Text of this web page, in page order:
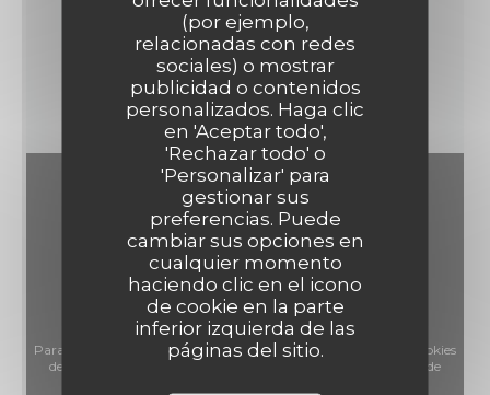
(por ejemplo,
relacionadas con redes
sociales) o mostrar
publicidad o contenidos
personalizados. Haga clic
en 'Aceptar todo',
'Rechazar todo' o
'Personalizar' para
gestionar sus
preferencias. Puede
cambiar sus opciones en
cualquier momento
haciendo clic en el icono
de cookie en la parte
inferior izquierda de las
páginas del sitio.
VER LA PÁGINA WEB
Para mostrar el mapa interactivo de Waze, debe aceptar las cookies
de Waze Map (Google). Estas cookies pueden recopilar datos de